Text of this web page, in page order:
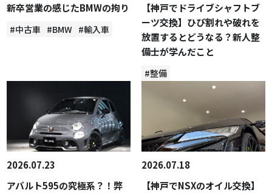
新卒営業の感じたBMWの拘り
#中古車 #BMW #輸入車
【神戸でドライブシャフトブ
ーツ交換】ひび割れや破れを
放置するとどうなる？新人整
備士が学んだこと
#整備
2026.07.23
アバルト595の究極系？！弊
2026.07.18
【神戸でNSXのオイル交換】